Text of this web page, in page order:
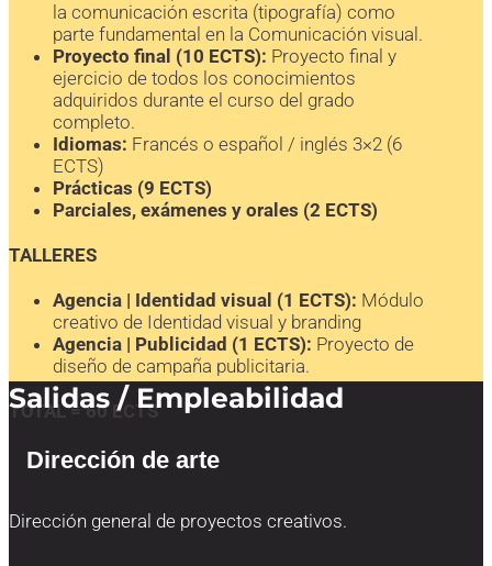
la comunicación escrita (tipografía) como
parte fundamental en la Comunicación visual.
Proyecto final (10 ECTS): Proyecto final y
ejercicio de todos los conocimientos
adquiridos durante el curso del grado
completo.
Idiomas: Francés o español / inglés 3×2 (6
ECTS)
Prácticas (9 ECTS)
Parciales, exámenes y orales (2 ECTS)
TALLERES
Agencia | Identidad visual (1 ECTS): Módulo
creativo de Identidad visual y branding
Agencia | Publicidad (1 ECTS): Proyecto de
diseño de campaña publicitaria.
TOTAL = 60 ECTS
Salidas / Empleabilidad
Dirección de arte
Dirección general de proyectos creativos.